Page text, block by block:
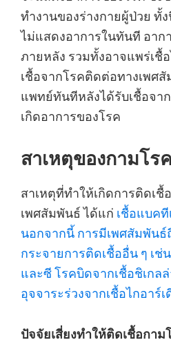
ทำงานของร่างกายผู้ป่วย ทั้
ไม่แสดงอาการในทันที อาก
ภายหลัง รวมทั้งอาจแพร่เชื้
เชื้อจากโรคติดต่อทางเพศ
แพทย์ทันทีหลังได้รับเชื้อจา
เกิดอาการของโรค
สาเหตุของกามโรค
สาเหตุที่ทำให้เกิดการติดเ
เพศสัมพันธ์ ได้แก่ เชื้อแบคที
นอกจากนี้ การมีเพศสัมพันธ์
กระจายการติดเชื้ออื่น ๆ เช่
และซี โรคบิดจากเชื้อชิเกลล่
อุจจาระร่วงจากเชื้อไกอาร์เ
ปัจจัยเสี่ยงทำให้ติดเชื้อกาม